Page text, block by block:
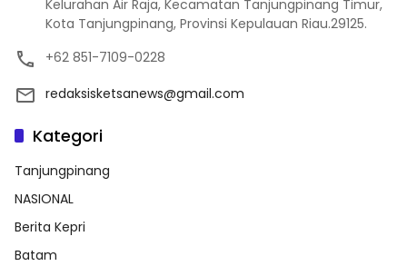
Kelurahan Air Raja, Kecamatan Tanjungpinang Timur,
Kota Tanjungpinang, Provinsi Kepulauan Riau.29125.
+62 851-7109-0228
redaksisketsanews@gmail.com
Kategori
Tanjungpinang
NASIONAL
Berita Kepri
Batam